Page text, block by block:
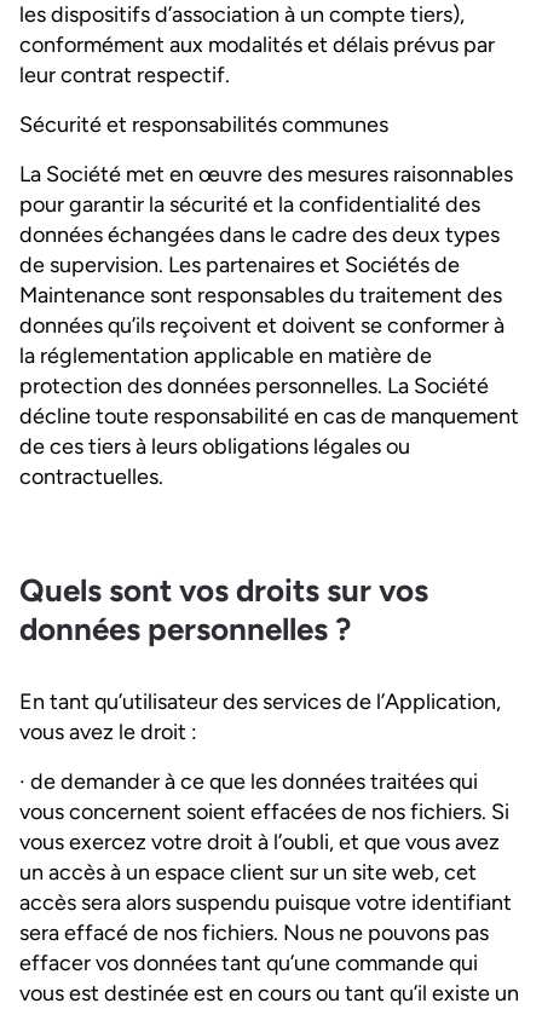
les dispositifs d’association à un compte tiers),
conformément aux modalités et délais prévus par
leur contrat respectif.
Sécurité et responsabilités communes
La Société met en œuvre des mesures raisonnables
pour garantir la sécurité et la confidentialité des
données échangées dans le cadre des deux types
de supervision. Les partenaires et Sociétés de
Maintenance sont responsables du traitement des
données qu’ils reçoivent et doivent se conformer à
la réglementation applicable en matière de
protection des données personnelles. La Société
décline toute responsabilité en cas de manquement
de ces tiers à leurs obligations légales ou
contractuelles.
Quels sont vos droits sur vos
données personnelles ?
En tant qu’utilisateur des services de l’Application,
vous avez le droit :
· de demander à ce que les données traitées qui
vous concernent soient effacées de nos fichiers. Si
vous exercez votre droit à l’oubli, et que vous avez
un accès à un espace client sur un site web, cet
accès sera alors suspendu puisque votre identifiant
sera effacé de nos fichiers. Nous ne pouvons pas
effacer vos données tant qu’une commande qui
vous est destinée est en cours ou tant qu’il existe un